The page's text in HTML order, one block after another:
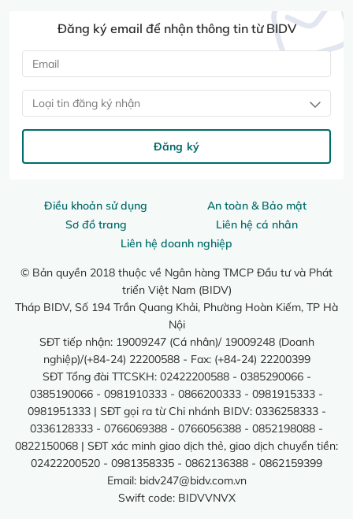
Điều khoản sử dụng
An toàn & Bảo mật
Sơ đồ trang
Liên hệ cá nhân
Liên hệ doanh nghiệp
© Bản quyền 2018 thuộc về Ngân hàng TMCP Đầu tư và Phát
triển Việt Nam (BIDV)
Tháp BIDV, Số 194 Trần Quang Khải, Phường Hoàn Kiếm, TP Hà
Nội
SĐT tiếp nhận: 19009247 (Cá nhân)/ 19009248 (Doanh
nghiệp)/(+84-24) 22200588 - Fax: (+84-24) 22200399
SĐT Tổng đài TTCSKH: 02422200588 - 0385290066 -
0385190066 - 0981910333 - 0866200333 - 0981915333 -
0981951333 | SĐT gọi ra từ Chi nhánh BIDV: 0336258333 -
0336128333 - 0766069388 - 0766056388 - 0852198088 -
0822150068 | SĐT xác minh giao dịch thẻ, giao dịch chuyển tiền:
02422200520 - 0981358335 - 0862136388 - 0862159399
Email: bidv247@bidv.com.vn
Swift code: BIDVVNVX
Đăng ký email để nhận thông tin từ BIDV
Loại tin đăng ký nhận
Đăng ký